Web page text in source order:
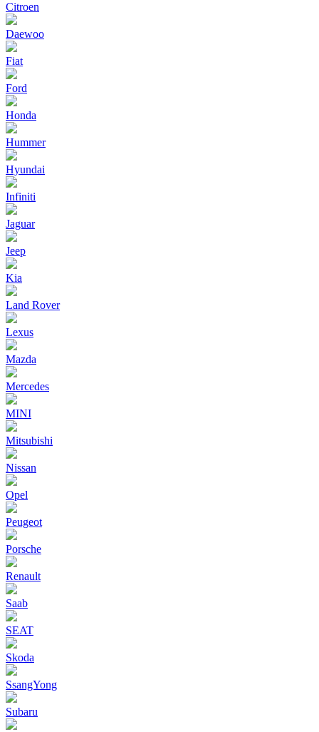
Citroen
Daewoo
Fiat
Ford
Honda
Hummer
Hyundai
Infiniti
Jaguar
Jeep
Kia
Land Rover
Lexus
Mazda
Mercedes
MINI
Mitsubishi
Nissan
Opel
Peugeot
Porsche
Renault
Saab
SEAT
Skoda
SsangYong
Subaru